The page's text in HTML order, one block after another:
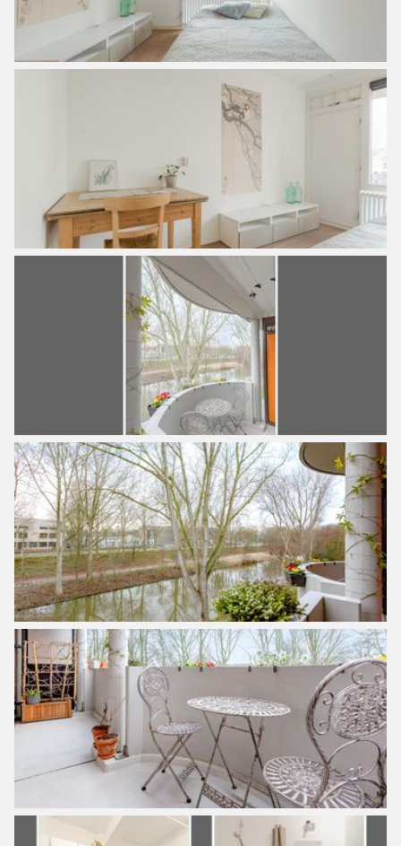
– Living room with glass front which provides a lot of light
– Modern kitchen from 2021
– 2 good bedrooms
– Sunny balcony on the southwest
– Active and healthy VvE under professional management
– Contribution VvE is currently €141,39
– Ground lease perpetually bought off (there is no need to
pay ground lease again)
– Delivery in consultation